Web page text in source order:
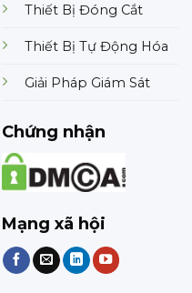
Thiết Bị Đóng Cắt
Thiết Bị Tự Động Hóa
Giải Pháp Giám Sát
Chứng nhận
Mạng xã hội